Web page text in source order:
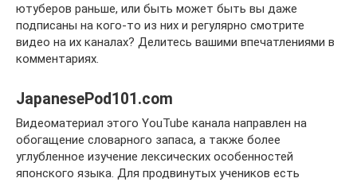
ютуберов раньше, или быть может быть вы даже
подписаны на кого-то из них и регулярно смотрите
видео на их каналах? Делитесь вашими впечатлениями в
комментариях.
JapanesePod101.com
Видеоматериал этого YouTube канала направлен на
обогащение словарного запаса, а также более
углубленное изучение лексических особенностей
японского языка. Для продвинутых учеников есть